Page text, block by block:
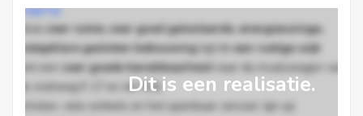
Dit is een realisatie.
Ligging:
Deze zeer ruime, zeer goed geïsoleerde, energiezuinige,
instapklare gesloten bebouwingligt in een rustige wijk
met een zeer goede bereikbaarheid naar de invalswegen van
de snelweg E 17 en de N16,
scholen, vele winkels en het openbaar vervoer zijn op